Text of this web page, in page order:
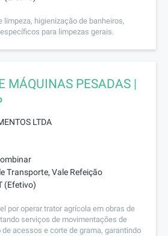
limpeza, higienização de banheiros,
para limpezas gerais.
MÁQUINAS PESADAS |
LTDA
Transporte, Vale Refeição
(Efetivo)
por operar trator agrícola em obras de
serviços de movimentações de
acessos e corte de grama, garantindo